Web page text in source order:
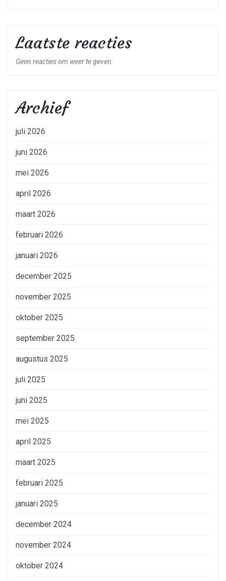
Laatste reacties
Geen reacties om weer te geven.
Archief
juli 2026
juni 2026
mei 2026
april 2026
maart 2026
februari 2026
januari 2026
december 2025
november 2025
oktober 2025
september 2025
augustus 2025
juli 2025
juni 2025
mei 2025
april 2025
maart 2025
februari 2025
januari 2025
december 2024
november 2024
oktober 2024